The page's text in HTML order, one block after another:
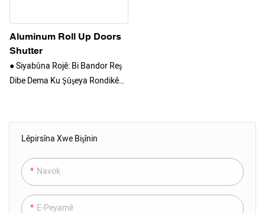
Lêpirsîna Xwe Bişînin
Navok
E-Peyamê
Aluminum Roll Up Doors
Shutter
● Siyabûna Rojê: Bi Bandor Reş
Dibe Dema Ku Şûşeya Rondikê
Havînê De Enerjiya Hewayê Kêm
Bikin
Pergala Kilîtkirina Bandorker
● Kêmkirina Deng : Kefa
Polîuretanê Materyalek Baş